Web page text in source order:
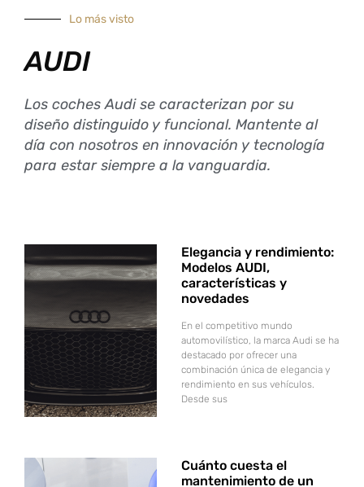
Lo más visto
AUDI
Los coches Audi se caracterizan por su
diseño distinguido y funcional. Mantente al
día con nosotros en innovación y tecnología
para estar siempre a la vanguardia.
Elegancia y rendimiento:
Modelos AUDI,
características y
novedades
En el competitivo mundo
automovilístico, la marca Audi se ha
destacado por ofrecer una
combinación única de elegancia y
rendimiento en sus vehículos.
Desde sus
Cuánto cuesta el
mantenimiento de un